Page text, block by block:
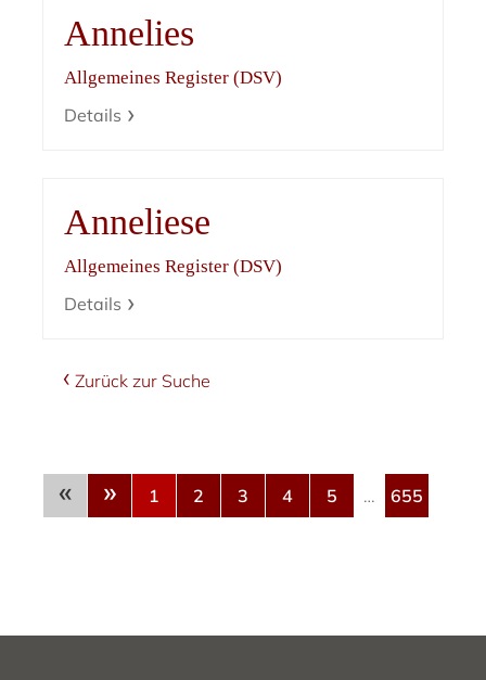
Annelies
Allgemeines Register (DSV)
Details
Anneliese
Allgemeines Register (DSV)
Details
Zurück zur Suche
« » 1 2 3 4 5 … 655